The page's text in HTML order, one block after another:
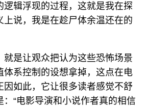
逻辑浮现的过程，这就是我在探
上说，我是在趁尸体余温还在的
就是让观众把认为这些恐怖场景
体系控制的设想拿掉，这点在电
因如此，它让很多读者感觉不舒
：“电影导演和小说作者真的相信